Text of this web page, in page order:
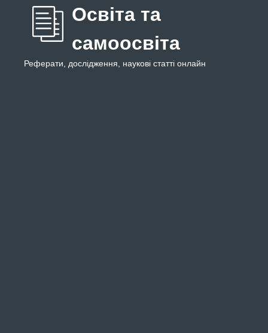
Освіта та
самоосвіта
Реферати, дослідження, наукові статті онлайн